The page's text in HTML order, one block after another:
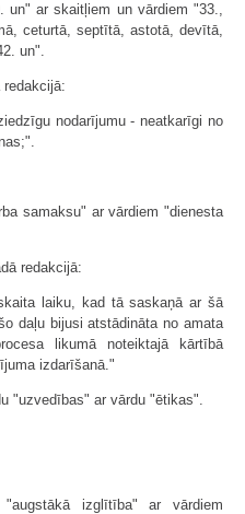
un" ar skaitļiem un vārdiem "33.,
ceturtā, septītā, astotā, devītā,
un".
nodarījumu - neatkarīgi no
samaksu" ar vārdiem "dienesta
redakcijā:
laiku, kad tā saskaņā ar šā
daļu bijusi atstādināta no amata
likumā noteiktajā kārtībā
izdarīšanā."
"uzvedības" ar vārdu "ētikas".
izglītība" ar vārdiem